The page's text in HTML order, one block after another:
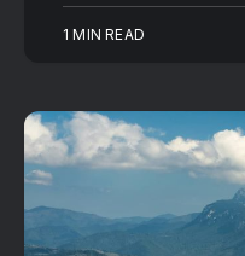
1 MIN READ